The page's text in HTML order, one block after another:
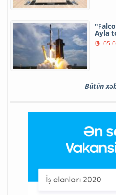
Ayla
05-
Bütün